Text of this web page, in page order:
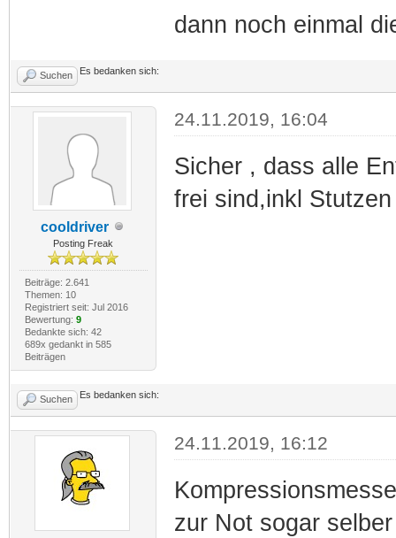
dann noch einmal
Suchen Es bedanken sich:
cooldriver
Posting Freak
Beiträge: 2.641
Themen: 10
Registriert seit: Jul 2016
Bewertung: 9
Bedankte sich: 42
689x gedankt in 585
Beiträgen
24.11.2019, 16:04
Sicher , dass alle
frei sind,inkl
Suchen Es bedanken sich:
24.11.2019, 16:12
zur Not sogar